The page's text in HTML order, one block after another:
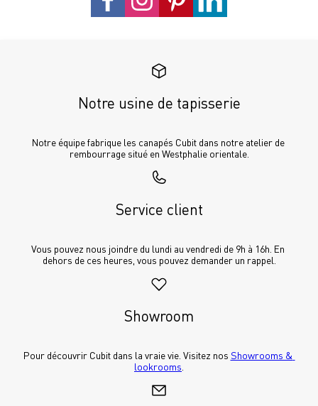
Notre usine de tapisserie
Notre équipe fabrique les canapés Cubit dans notre atelier de
rembourrage situé en Westphalie orientale.
Service client
Vous pouvez nous joindre du lundi au vendredi de 9h à 16h. En
dehors de ces heures, vous pouvez demander un rappel.
Showroom
Pour découvrir Cubit dans la vraie vie. Visitez nos Showrooms &
lookrooms